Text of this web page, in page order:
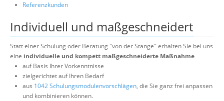
Referenzkunden
Individuell und maßgeschneidert
Statt einer Schulung oder Beratung "von der Stange" erhalten Sie bei uns
eine individuelle und kompett maßgeschneiderte Maßnahme
auf Basis Ihrer Vorkenntnisse
zielgerichtet auf Ihren Bedarf
aus 1042 Schulungsmodulenvorschlägen, die Sie ganz frei anpassen
und kombinieren können.